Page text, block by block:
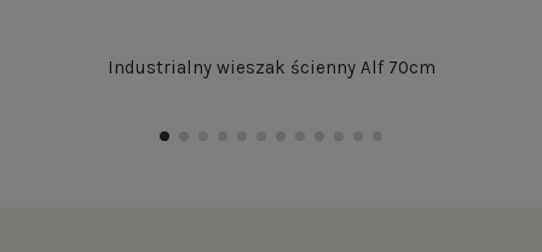
Industrialny wieszak ścienny Alf 70cm